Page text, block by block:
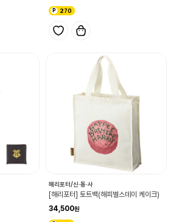
270
해리포터/신·동·사
[해리포터] 토트백(해피벌스데이 케이크)
34,500